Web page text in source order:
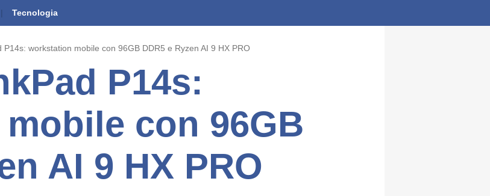
Tecnologia
P14s: workstation mobile con 96GB DDR5 e Ryzen AI 9 HX PRO
P14s:
con 96GB
AI 9 HX PRO